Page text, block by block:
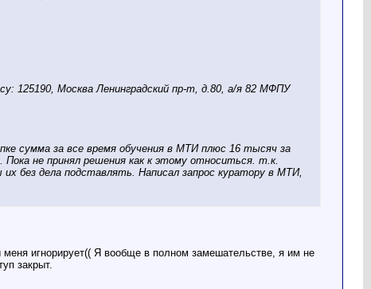
125190, Москва Ленинградский пр-т, д.80, а/я 82 МФПУ
сумма за все время обучения в МТИ плюс 16 тысяч за
не принял решения как к этому относиться. т.к.
без дела подставлять. Написал запрос куратору в МТИ,
игнорирует(( Я вообще в полном замешательстве, я им не
закрыт.